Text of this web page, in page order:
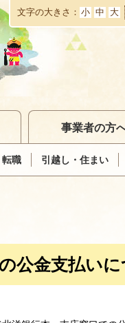
本
文
へ
移
動
文字の大きさ 小 中 大
転職 引越し・住まい
事業者の方
公金支払い